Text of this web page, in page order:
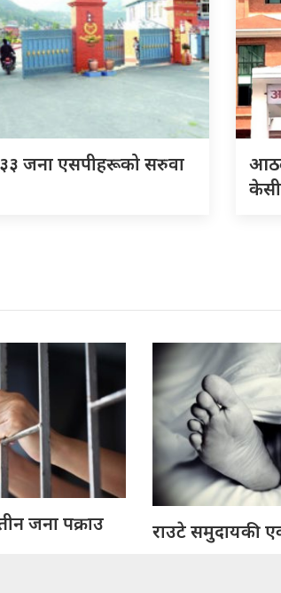
३३ जना एसपीहरूको सरुवा
जना पक्राउ राउटे समुदायकी